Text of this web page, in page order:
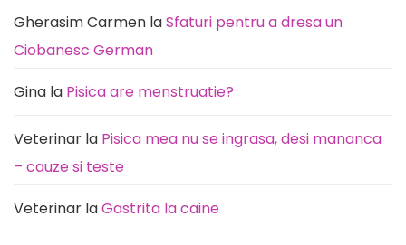
Gherasim Carmen laSfaturi pentru a dresa un
Ciobanesc German
Gina la Pisica are menstruatie?
Veterinar la Pisica mea nu se ingrasa, desi mananca
– cauze si teste
Veterinar laGastrita la caine